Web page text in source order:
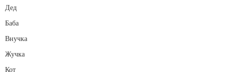
Дед
Баба
Внучка
Жучка
Кот